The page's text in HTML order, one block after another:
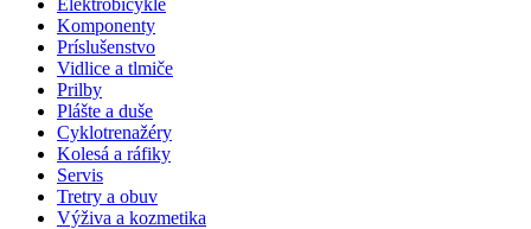
Elektrobicykle
Komponenty
Príslušenstvo
Vidlice a tlmiče
Prilby
Plášte a duše
Cyklotrenažéry
Kolesá a ráfiky
Servis
Tretry a obuv
Výživa a kozmetika